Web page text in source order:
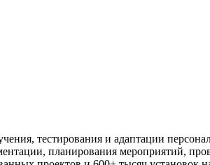
тестирования и адаптации
планирования мероприятий,